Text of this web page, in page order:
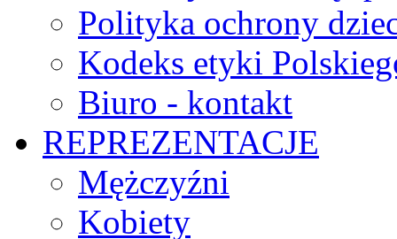
Polityka ochrony
Kodeks etyki
Biuro - kontakt
REPREZENTACJE
Mężczyźni
Kobiety